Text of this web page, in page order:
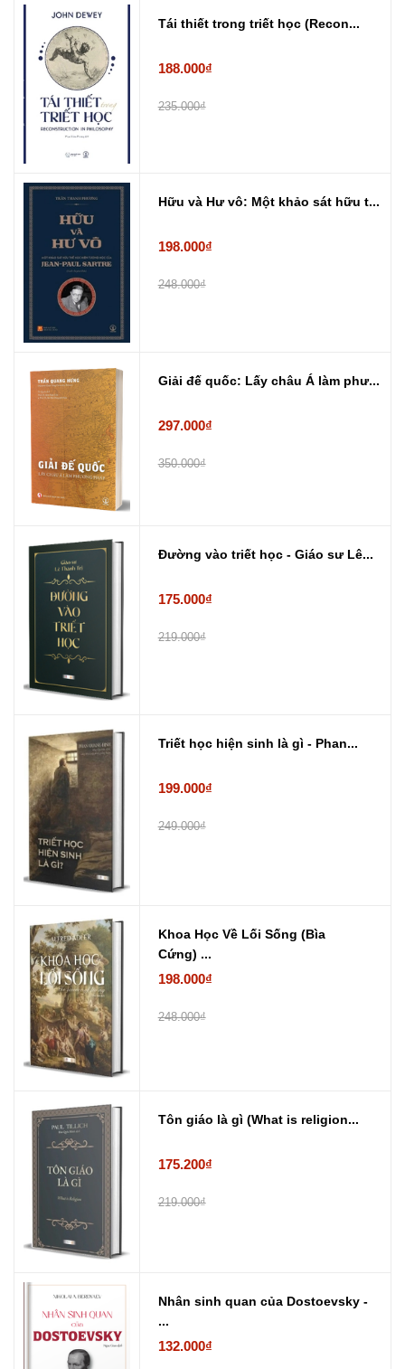
Tái thiết trong triết học (Recon...
188.000₫
235.000₫
Hữu và Hư vô: Một khảo sát hữu t...
198.000₫
248.000₫
Giải đế quốc: Lấy châu Á làm phư...
297.000₫
350.000₫
Đường vào triết học - Giáo sư Lê...
175.000₫
219.000₫
Triết học hiện sinh là gì - Phan...
199.000₫
249.000₫
Khoa Học Về Lối Sống (Bìa
Cứng) ...
198.000₫
248.000₫
Tôn giáo là gì (What is religion...
175.200₫
219.000₫
Nhân sinh quan của Dostoevsky -
...
132.000₫